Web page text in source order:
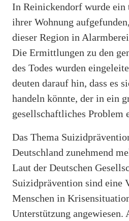
In Reinickendorf wurde ein
ihrer Wohnung
dieser Region in
Die Ermittlungen zu den
des Todes wurden
deuten darauf hin, dass es
handeln könnte, der in ein
gesellschaftliches Problem
Das Thema
Deutschland zunehmend
Laut der Deutschen
Suizidprävention sind eine
Menschen in
Unterstützung angewiesen.